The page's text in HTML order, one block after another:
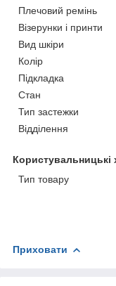
Плечовий ремінь
Візерунки і принти
Вид шкіри
Колір
Підкладка
Стан
Тип застежки
Відділення
Користувальницькі
Тип товару
Приховати